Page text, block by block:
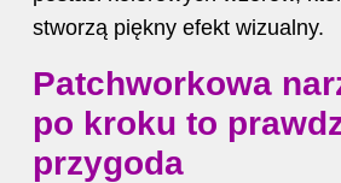
stworzą piękny efekt wizualny.
Patchworkowa
po kroku to
przygoda